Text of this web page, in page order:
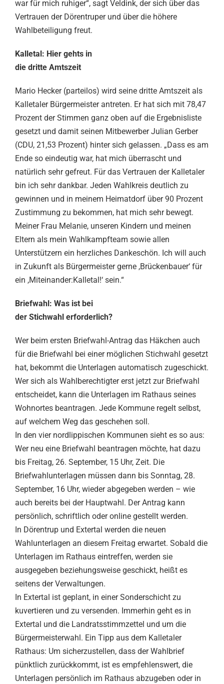
war für mich ruhiger“, sagt Veldink, der sich über das
Vertrauen der Dörentruper und über die höhere
Wahlbeteiligung freut.
Kalletal: Hier gehts in
die dritte Amtszeit
Mario Hecker (parteilos) wird seine dritte Amtszeit als
Kalletaler Bürgermeister antreten. Er hat sich mit 78,47
Prozent der Stimmen ganz oben auf die Ergebnisliste
gesetzt und damit seinen Mitbewerber Julian Gerber
(CDU, 21,53 Prozent) hinter sich gelassen. „Dass es am
Ende so eindeutig war, hat mich überrascht und
natürlich sehr gefreut. Für das Vertrauen der Kalletaler
bin ich sehr dankbar. Jeden Wahlkreis deutlich zu
gewinnen und in meinem Heimatdorf über 90 Prozent
Zustimmung zu bekommen, hat mich sehr bewegt.
Meiner Frau Melanie, unseren Kindern und meinen
Eltern als mein Wahlkampfteam sowie allen
Unterstützern ein herzliches Dankeschön. Ich will auch
in Zukunft als Bürgermeister gerne ,Brückenbauer‘ für
ein ,Miteinander:Kalletal!‘ sein.“
Briefwahl: Was ist bei
der Stichwahl erforderlich?
Wer beim ersten Briefwahl-Antrag das Häkchen auch
für die Briefwahl bei einer möglichen Stichwahl gesetzt
hat, bekommt die Unterlagen automatisch zugeschickt.
Wer sich als Wahlberechtigter erst jetzt zur Briefwahl
entscheidet, kann die Unterlagen im Rathaus seines
Wohnortes beantragen. Jede Kommune regelt selbst,
auf welchem Weg das geschehen soll.
In den vier nordlippischen Kommunen sieht es so aus:
Wer neu eine Briefwahl beantragen möchte, hat dazu
bis Freitag, 26. September, 15 Uhr, Zeit. Die
Briefwahlunterlagen müssen dann bis Sonntag, 28.
September, 16 Uhr, wieder abgegeben werden – wie
auch bereits bei der Hauptwahl. Der Antrag kann
persönlich, schriftlich oder online gestellt werden.
In Dörentrup und Extertal werden die neuen
Wahlunterlagen an diesem Freitag erwartet. Sobald die
Unterlagen im Rathaus eintreffen, werden sie
ausgegeben beziehungsweise geschickt, heißt es
seitens der Verwaltungen.
In Extertal ist geplant, in einer Sonderschicht zu
kuvertieren und zu versenden. Immerhin geht es in
Extertal und die Landratsstimmzettel und um die
Bürgermeisterwahl. Ein Tipp aus dem Kalletaler
Rathaus: Um sicherzustellen, dass der Wahlbrief
pünktlich zurückkommt, ist es empfehlenswert, die
Unterlagen persönlich im Rathaus abzugeben oder in